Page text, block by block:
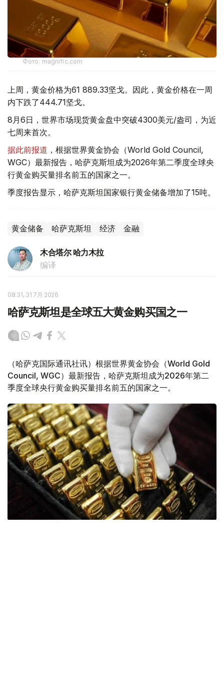
Фото: magnific.com
上周，黄金价格为61 889.33坚戈。因此，黄金价格在一周
内下跌了444.71坚戈。
8月6日，世界市场现货黄金盘中突破4300美元/盎司，为近
七周来首次。
据此前报道 ，根据世界黄金协会（World Gold Council,
WGC）最新报告，哈萨克斯坦成为2026年第二季度全球央
行黄金购买量排名前五的国家之一。
季度报告显示，哈萨克斯坦国家银行黄金储备增加了15吨。
黄金储备 哈萨克斯坦 经济 金融
木合塔尔 哈力木拉
编译
08:31, 31 7月 2026
哈萨克斯坦是全球五大黄金购买国之一
（哈萨克国际通讯社讯）根据世界黄金协会（World Gold
Council, WGC）最新报告，哈萨克斯坦成为2026年第二
季度全球央行黄金购买量排名前五的国家之一。